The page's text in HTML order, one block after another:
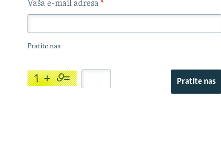
Vaša e-mail adresa *
Pratite nas
Pratite nas